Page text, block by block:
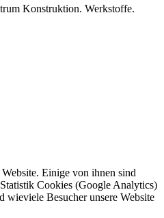
Konstruktion. Werkstoffe.
Einige von ihnen sind
Cookies (Google Analytics)
wieviele Besucher unsere Website